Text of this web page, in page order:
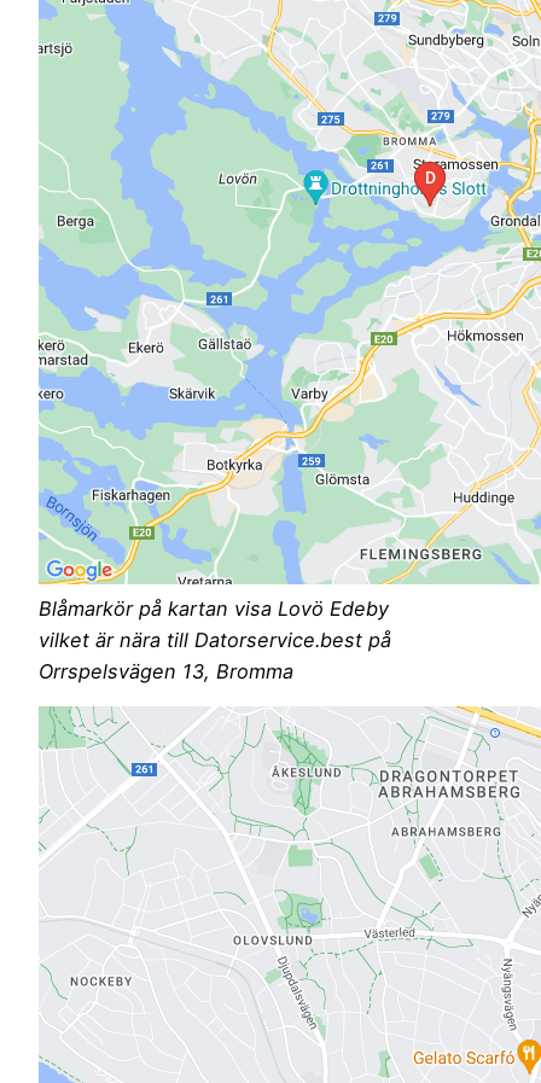
Blåmarkör på kartan visa Lovö Edeby
vilket är nära till Datorservice.best på
Orrspelsvägen 13, Bromma